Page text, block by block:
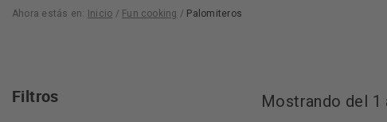
Ahora estás en: Inicio / Fun cooking / Palomiteros
Filtros Mostrando del 1